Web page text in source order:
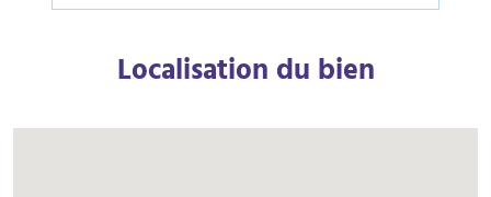
Localisation du bien